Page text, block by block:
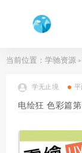
当前位置： 学驰资源 >
学无止境 平
电绘狂 色彩篇